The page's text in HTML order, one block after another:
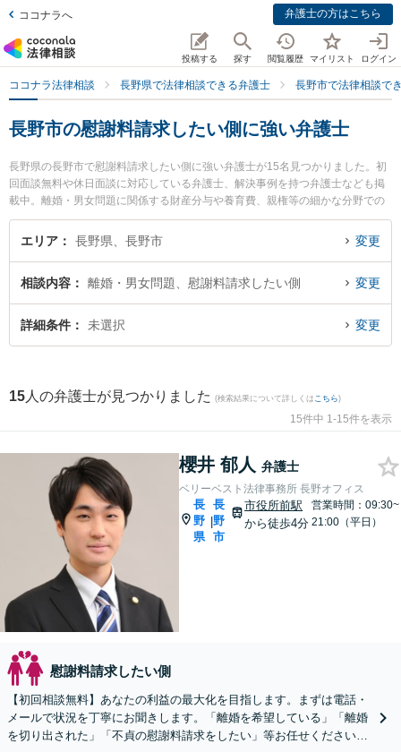
ココナラへ 弁護士の方はこちら
投稿する 探す 閲覧履歴 マイリスト ログイン
ココナラ法律相談 長野県で法律相談できる弁護士 長野市で法律相談で
長野市の慰謝料請求したい側に強い弁護士
長野県の長野市で慰謝料請求したい側に強い弁護士が15名見つかりました。初
回面談無料や休日面談に対応している弁護士、解決事例を持つ弁護士なども掲
載中。離婚・男女問題に関係する財産分与や養育費、親権等の細かな分野での
絞り込み検索もでき便利です。特にベリーベスト法律事務所 長野オフィスの櫻
井 郁人弁護士や宮澤拓也法律事務所の宮澤 拓也弁護士、ベリーベスト法律事務
トラブルを今すぐに弁護士に相談したい』『慰謝料請求したい側のトラブル解
決の実績豊富な近くの弁護士を検索したい』『初回相談無料で慰謝料請求した
い側を法律相談できる長野市内の弁護士に相談予約したい』などでお困りの相
エリア 長野県、長野市 変更
相談内容 離婚・男女問題、慰謝料請求したい側 変更
詳細条件 未選択 変更
15 人の弁護士が見つかりました (検索結果について詳しくは こちら)
15件中 1-15件を表示
櫻井 郁人 弁護士
ベリーベスト法律事務所 長野オフィス
長
野
県
|
長
野
市
市役所前駅
から徒歩4分
営業時間：09:30~
21:00（平日）
慰謝料請求したい側
【初回相談無料】あなたの利益の最大化を目指します。まずは電話・
メールで状況を丁寧にお聞きします。「離婚を希望している」「離婚
を切り出された」「不貞の慰謝料請求をしたい」等お任せください。